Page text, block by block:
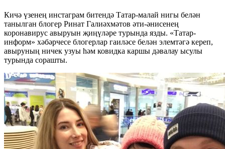
Кичә үзенең инстаграм битендә Татар-малай нигы белән
танылган блогер Ринат Галиәхмәтов әти-әнисенең
коронавирус авыруын җиңүләре турында язды. «Татар-
информ» хәбәрчесе блогерлар гаиләсе белән элемтәгә кереп,
авыруның ничек узуы һәм ковидка каршы дәвалау ысулы
турында сорашты.